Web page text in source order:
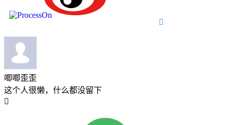

唧唧歪歪
这个人很懒，什么都没留下
